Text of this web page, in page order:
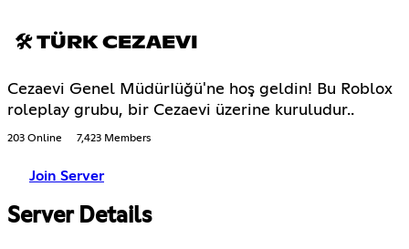
🛠 TÜRK CEZAEVI
Cezaevi Genel MüdürIüğü'ne hoş geldin! Bu Roblox
roleplay grubu, bir Cezaevi üzerine kuruludur..
203 Online 7,423 Members
Join Server
Server Details